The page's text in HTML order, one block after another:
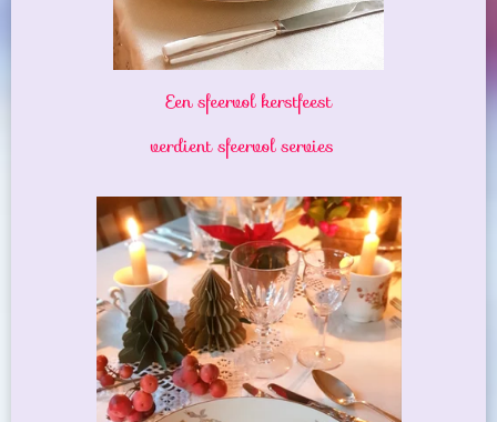
Een sfeervol kerstfeest
verdient sfeervol servies